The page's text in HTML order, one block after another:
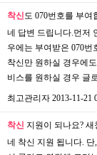
착신도 070번호를 부여
네 답변 드립니다.먼저
우에는 부여받은 070번
착신만 원하실 경우에
비스를 원하실 경우 글
최고관리자 2013-11-21
착신 지원이 되나요? 새
네 착신 지원 됩니다.